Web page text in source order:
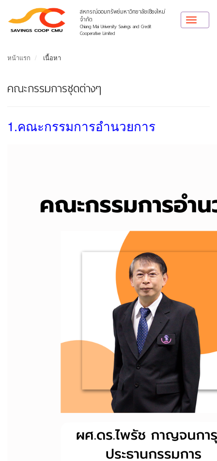
สหกรณ์ออมทรัพย์มหาวิทยาลัยเชียงใหม่
จำกัด
Chiang Mai University Savings and Credit
Cooperative Limited
Toggle
หน้าแรก เนื้อหา
คณะกรรมการชุดต่างๆ
1.คณะกรรมการอำนวยการ